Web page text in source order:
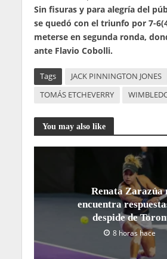
Sin fisuras y para alegría del
se quedó con el triunfo por 7-
meterse en segunda ronda,
ante Flavio Cobolli.
Tags
JACK PINNINGTON JONES
TOMÁS ETCHEVERRY
You may also like
Renata Zarazúa
encuentra
despide de
8 horas hace